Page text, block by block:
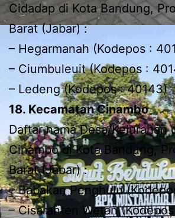
Cidadap di Kota Bandung,
Barat (Jabar) :
– Hegarmanah (Kodepos :
– Ciumbuleuit (Kodepos :
– Ledeng (Kodepos : 40143)
18. Kecamatan Cinambo
Daftar nama Desa/Kelurahan
Cinambo di Kota Bandung,
Barat (Jabar) :
– Babakan Penghulu
– Cisaranten Wetan